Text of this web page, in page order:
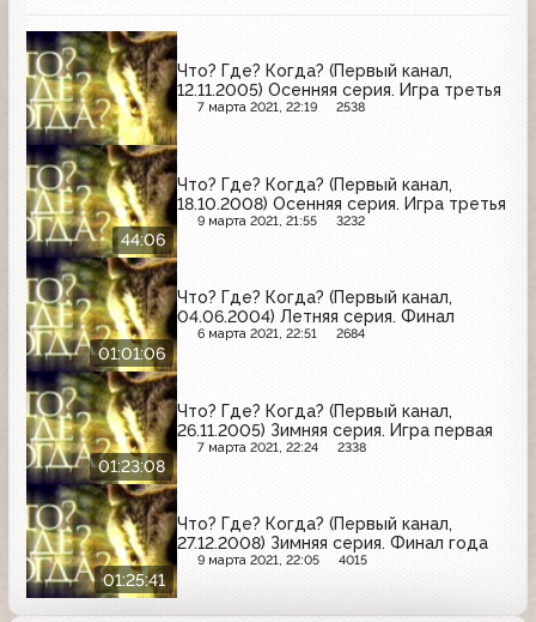
Что? Где? Когда? (Первый канал,
12.11.2005) Осенняя серия. Игра третья
7 марта 2021, 22:19 2538
44:06
Что? Где? Когда? (Первый канал,
18.10.2008) Осенняя серия. Игра третья
9 марта 2021, 21:55 3232
01:01:06
Что? Где? Когда? (Первый канал,
04.06.2004) Летняя серия. Финал
6 марта 2021, 22:51 2684
01:23:08
Что? Где? Когда? (Первый канал,
26.11.2005) Зимняя серия. Игра первая
7 марта 2021, 22:24 2338
01:25:41
Что? Где? Когда? (Первый канал,
27.12.2008) Зимняя серия. Финал года
9 марта 2021, 22:05 4015